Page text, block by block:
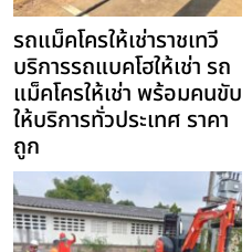
รถแม็คโครให้เช่าราชเทวี
บริการรถแบคโฮให้เช่า รถ
แม็คโครให้เช่า พร้อมคนขับ
ให้บริการทั่วประเทศ ราคา
ถูก